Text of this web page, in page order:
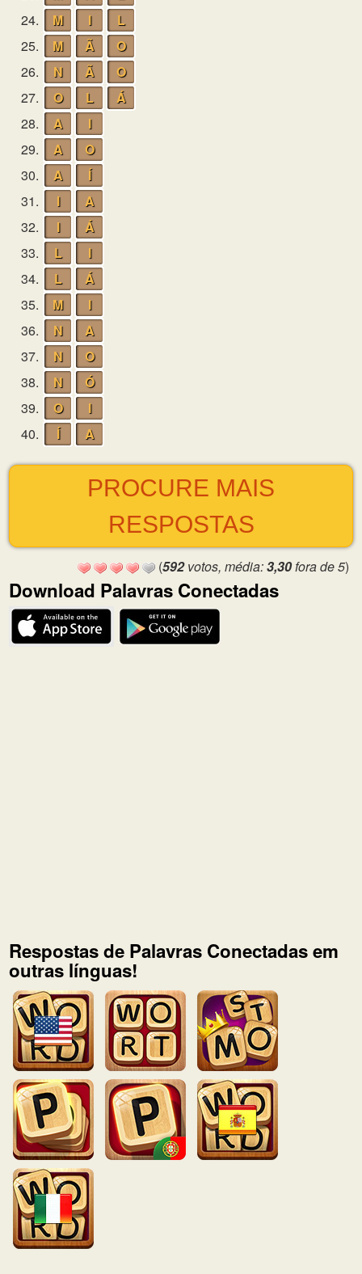
24.
M I
L
25.
M Ã
O
26.
N Ã
O
27.
O L
Á
28.
A
I
29.
A
O
30.
A
Í
31.
I
A
32.
I
Á
33.
L
I
34.
L
Á
35.
M
I
36.
N
A
37.
N
O
38.
N
Ó
39.
O
I
40.
Í A
PROCURE MAIS
RESPOSTAS
(592votos, média:3,30fora de 5)
Download Palavras Conectadas
Respostas de Palavras Conectadas em
outras línguas!